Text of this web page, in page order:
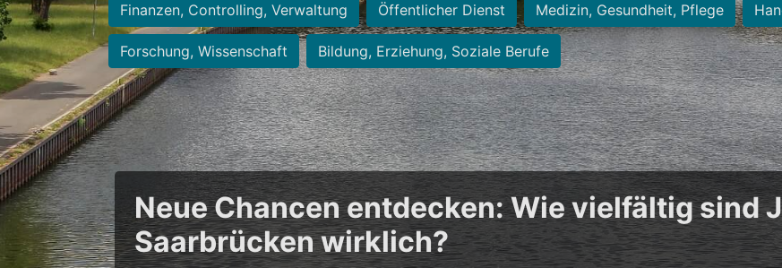
Finanzen, Controlling, Verwaltung Öffentlicher Dienst Medizin, Gesundheit, Pflege
Forschung, Wissenschaft Bildung, Erziehung, Soziale Berufe
Neue Chancen entdecken: Wie vielfältig sind
Saarbrücken wirklich?